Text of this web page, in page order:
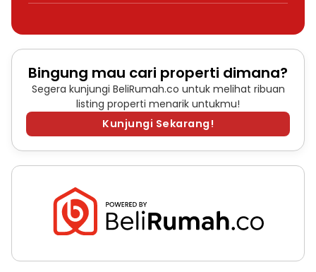
Bingung mau cari properti dimana?
Segera kunjungi BeliRumah.co untuk melihat ribuan
listing properti menarik untukmu!
Kunjungi Sekarang!